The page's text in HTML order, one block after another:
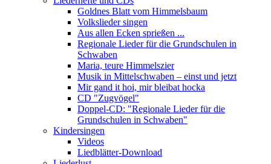
Goldnes Blatt vom Himmelsbaum
Volkslieder singen
Aus allen Ecken sprießen ...
Regionale Lieder für die Grundschulen in
Schwaben
Maria, teure Himmelszier
Musik in Mittelschwaben – einst und jetzt
Mir gand it hoi, mir bleibat hocka
CD "Zugvögel"
Doppel-CD: "Regionale Lieder für die
Grundschulen in Schwaben"
Kindersingen
Videos
Liedblätter-Download